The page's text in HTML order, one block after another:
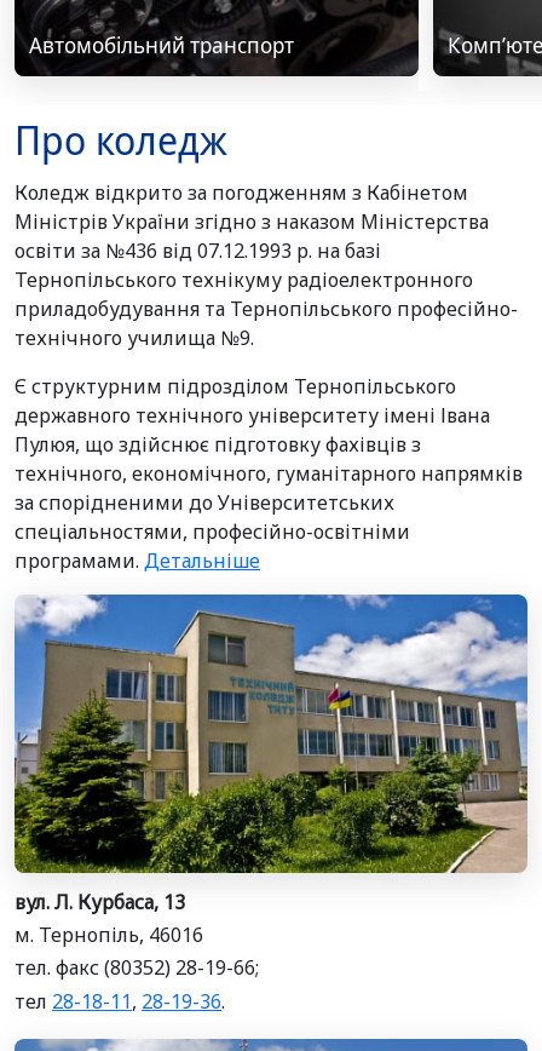
Автомобільний транспорт
Про коледж
Коледж відкрито за погодженням з Кабінетом
Міністрів України згідно з наказом Міністерства
освіти за №436 від 07.12.1993 р. на базі
Тернопільського технікуму радіоелектронного
приладобудування та Тернопільського професійно-
технічного училища №9.
Є структурним підрозділом Тернопільського
державного технічного університету імені Івана
Пулюя, що здійснює підготовку фахівців з
технічного, економічного, гуманітарного напрямків
за спорідненими до Університетських
спеціальностями, професійно-освітніми
програмами. Детальніше
вул. Л. Курбаса, 13
м. Тернопіль, 46016
тел. факс (80352) 28-19-66;
тел 28-18-11, 28-19-36.